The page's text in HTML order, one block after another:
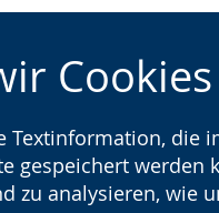
Textinformation, die
gespeichert
zu analysieren, wie